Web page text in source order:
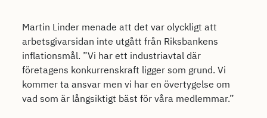
Martin Linder menade att det var olyckligt att
arbetsgivarsidan inte utgått från Riksbankens
inflationsmål. ”Vi har ett industriavtal där
företagens konkurrenskraft ligger som grund. Vi
kommer ta ansvar men vi har en övertygelse om
vad som är långsiktigt bäst för våra medlemmar.”